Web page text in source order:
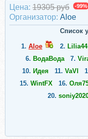
Цена: 19305 руб -99%
Организатор: Aloe
Список
1. Aloe 2. Lilia44
6. ВодаВода 7.
10. Идея 11. VaVl
15. WintFX 16.
20.